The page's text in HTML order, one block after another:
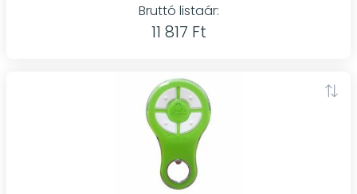
Bruttó listaár:
11 817 Ft